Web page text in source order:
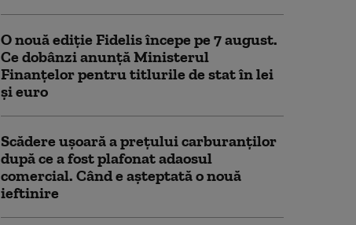
O nouă ediție Fidelis începe pe 7 august.
Ce dobânzi anunță Ministerul
Finanțelor pentru titlurile de stat în lei
și euro
Scădere ușoară a prețului carburanților
după ce a fost plafonat adaosul
comercial. Când e așteptată o nouă
ieftinire